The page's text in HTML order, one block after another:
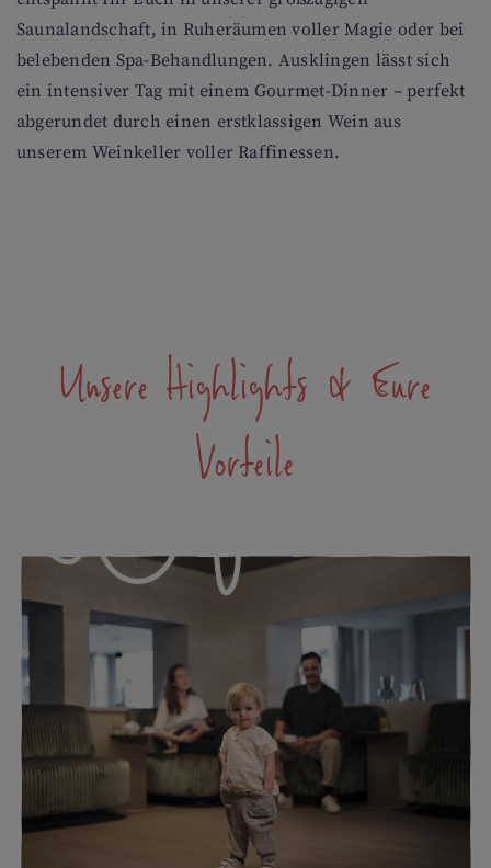
Saunalandschaft, in Ruheräumen voller Magie oder bei
belebenden Spa-Behandlungen. Ausklingen lässt sich
ein intensiver Tag mit einem Gourmet-Dinner – perfekt
abgerundet durch einen erstklassigen Wein aus
unserem Weinkeller voller Raffinessen.
Unsere Highlights & Eure
Vorteile